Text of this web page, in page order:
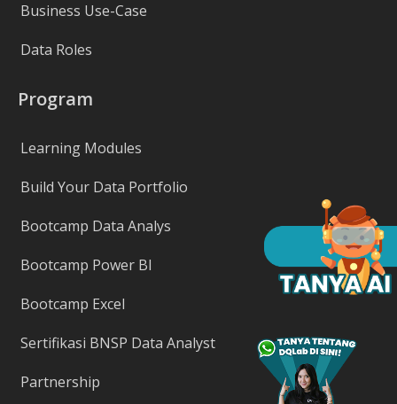
Business Use-Case
Data Roles
Program
Learning Modules
Build Your Data Portfolio
Bootcamp Data Analys
Bootcamp Power BI
Bootcamp Excel
Sertifikasi BNSP Data Analyst
Partnership